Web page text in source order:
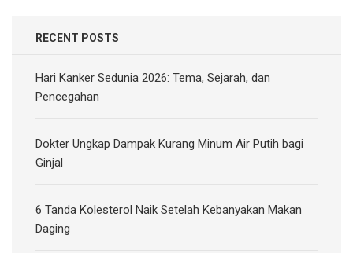
RECENT POSTS
Hari Kanker Sedunia 2026: Tema, Sejarah, dan
Pencegahan
Dokter Ungkap Dampak Kurang Minum Air Putih bagi
Ginjal
6 Tanda Kolesterol Naik Setelah Kebanyakan Makan
Daging